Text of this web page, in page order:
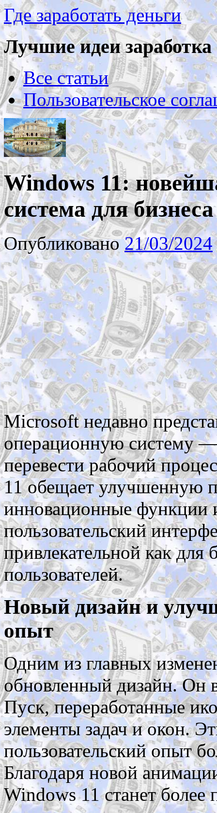
Где заработать деньги
Лучшие идеи заработка
Все статьи
Пользовательское
Windows 11:
система для
Опубликовано21/03/2024
Microsoft недавно
операционную систему —
перевести рабочий
11 обещает улучшенную
инновационные функции
пользовательский
привлекательной как
пользователей.
Новый дизайн и
опыт
Одним из главных
обновленный дизайн. Он
Пуск, переработанные
элементы задач и окон.
пользовательский опыт
Благодаря новой
Windows 11 станет более